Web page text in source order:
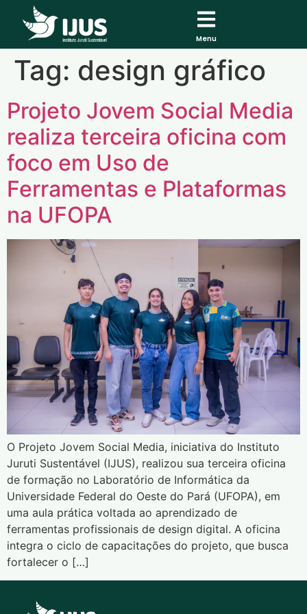
Menu
Tag: design gráfico
Projeto Jovem Social Media
realiza terceira oficina com
foco em Uso de
Ferramentas e Plataformas
na UFOPA
O Projeto Jovem Social Media, iniciativa do Instituto
Juruti Sustentável (IJUS), realizou sua terceira oficina
de formação no Laboratório de Informática da
Universidade Federal do Oeste do Pará (UFOPA), em
uma aula prática voltada ao aprendizado de
ferramentas profissionais de design digital. A oficina
integra o ciclo de capacitações do projeto, que busca
fortalecer o […]